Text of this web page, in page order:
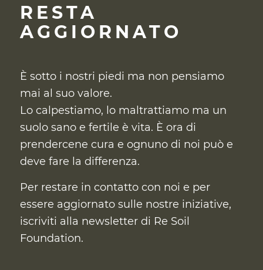
RESTA
AGGIORNATO
È sotto i nostri piedi ma non pensiamo
mai al suo valore.
Lo calpestiamo, lo maltrattiamo ma un
suolo sano e fertile è vita. È ora di
prendercene cura e ognuno di noi può e
deve fare la differenza.
Per restare in contatto con noi e per
essere aggiornato sulle nostre iniziative,
iscriviti alla newsletter di Re Soil
Foundation.